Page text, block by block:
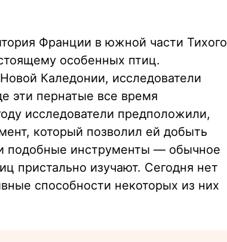
Франции в южной части Тихого
особенных птиц.
Каледонии, исследователи
эти пернатые все время
исследователи предположили,
который позволил ей добыть
подобные инструменты — обычное
пристально изучают. Сегодня нет
способности некоторых из них